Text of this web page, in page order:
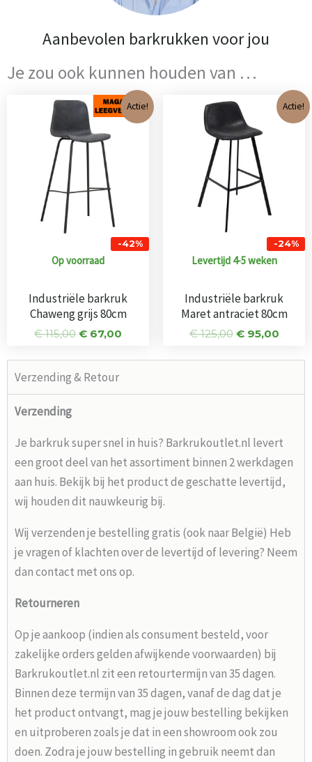
Aanbevolen barkrukken voor jou
Je zou ook kunnen houden van …
Actie!
-42%
Op voorraad
Industriële barkruk
Chaweng grijs 80cm
€115,00
Oorspronkelijke
prijs
was:
€ 115,00.
€ 67,00
Huidige
prijs
is:
Actie!
-24%
Levertijd 4-5 weken
Industriële barkruk
Maret antraciet 80cm
€125,00
prijs
was:
€ 125,00.
€95,00
prijs
is:
Verzending & Retour
Verzending
Je barkruk super snel in huis? Barkrukoutlet.nl levert
een groot deel van het assortiment binnen 2 werkdagen
aan huis. Bekijk bij het product de geschatte levertijd,
wij houden dit nauwkeurig bij.
Wij verzenden je bestelling gratis (ook naar België) Heb
je vragen of klachten over de levertijd of levering? Neem
dan contact met ons op.
Retourneren
Op je aankoop (indien als consument besteld, voor
zakelijke orders gelden afwijkende voorwaarden) bij
Barkrukoutlet.nl zit een retourtermijn van 35 dagen.
Binnen deze termijn van 35 dagen, vanaf de dag dat je
het product ontvangt, mag je jouw bestelling bekijken
en uitproberen zoals je dat in een showroom ook zou
doen. Zodra je jouw bestelling in gebruik neemt dan